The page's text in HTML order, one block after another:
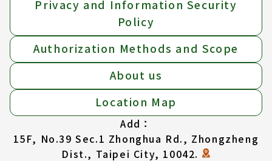
Privacy and Information Security
Policy
Authorization Methods and Scope
About us
Location Map
Add：
15F, No.39 Sec.1 Zhonghua Rd., Zhongzheng
Dist., Taipei City, 10042.